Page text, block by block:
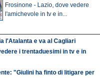
Frosinone - Lazio, dove vedere
l'amichevole in tv e in...
l'Atalanta e va al Cagliari
i trentaduesimi in tv e in
"Giulini ha finto di litigare per